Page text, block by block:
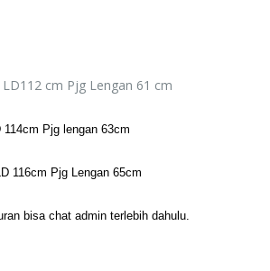
cm Pjg Lengan 61 cm
Pjg lengan 63cm
116cm Pjg Lengan 65cm
bisa chat admin terlebih dahulu.